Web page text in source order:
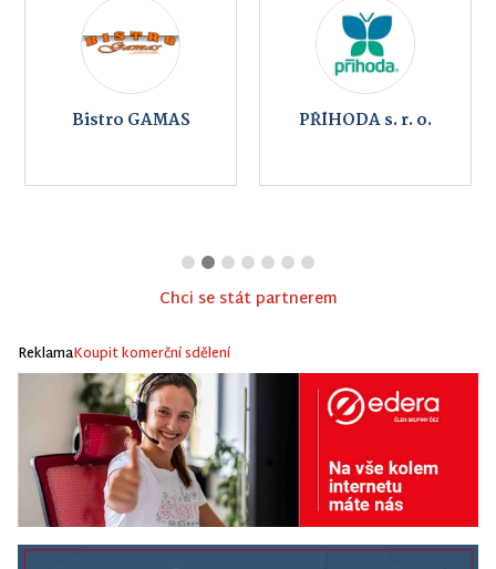
Bistro GAMAS PŘÍHODA s. r. o.
Chci se stát partnerem
ReklamaKoupit komerční sdělení